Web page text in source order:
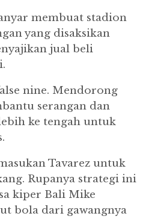
membuat stadion
yang disaksikan
jual beli
nine. Mendorong
serangan dan
ke tengah untuk
Tavarez untuk
Rupanya strategi ini
kiper Bali Mike
bola dari gawangnya